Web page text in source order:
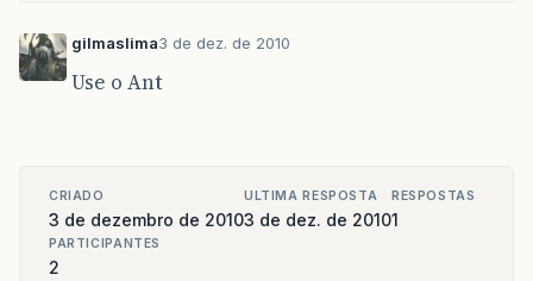
gilmaslima3 de dez. de 2010
Use o Ant
CRIADO
3 de dezembro de 2010
ULTIMA RESPOSTA
3 de dez. de 2010
RESPOSTAS
1
PARTICIPANTES
2